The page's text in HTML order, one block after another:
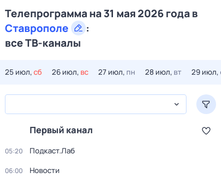
Телепрограмма на 31 мая 2026 года в
Ставрополе
:
все ТВ-каналы
25 июл,сб 26 июл, вс 27 июл, пн 28 июл, вт 29 июл,
Первый канал
05:20 Подкаст.Лаб
06:00 Новости